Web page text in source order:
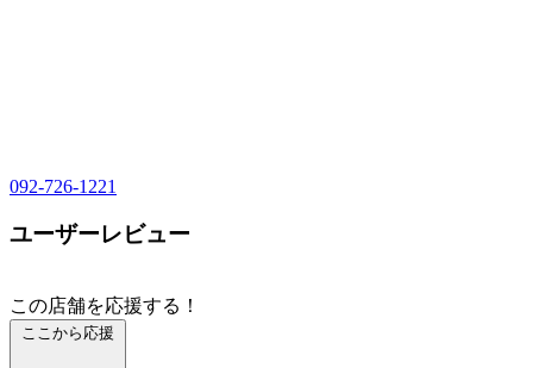
092-726-1221
ユーザーレビュー
この店舗を応援する！
ここから応援